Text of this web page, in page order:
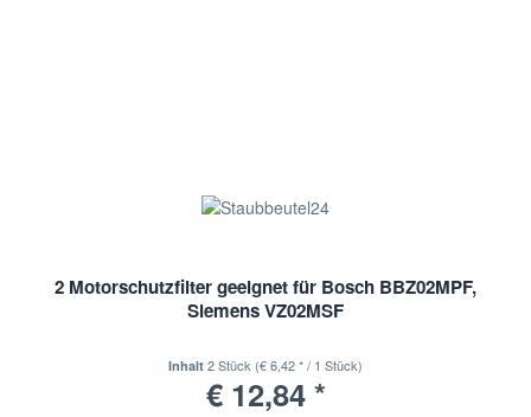
2 Motorschutzfilter geeignet für Bosch BBZ02MPF,
Siemens VZ02MSF
Inhalt2 Stück (€ 6,42 * / 1 Stück)
€ 12,84 *